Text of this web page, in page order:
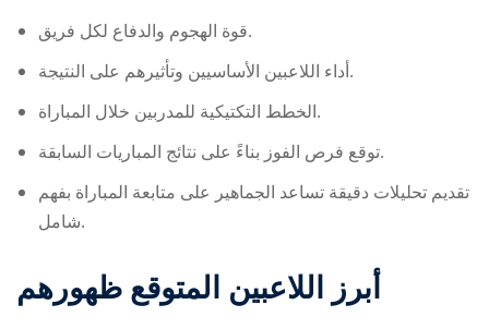
قوة الهجوم والدفاع لكل فريق.
أداء اللاعبين الأساسيين وتأثيرهم على النتيجة.
الخطط التكتيكية للمدربين خلال المباراة.
توقع فرص الفوز بناءً على نتائج المباريات السابقة.
تقديم تحليلات دقيقة تساعد الجماهير على متابعة المباراة بفهم
شامل.
أبرز اللاعبين المتوقع ظهورهم